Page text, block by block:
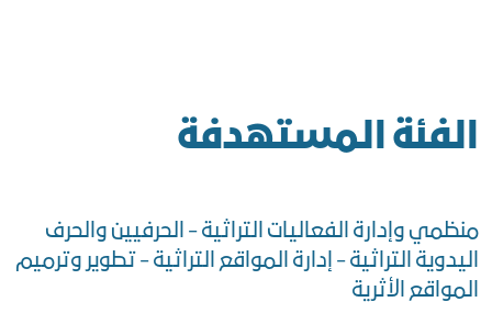
الفئة المستهدفة
منظمي وإدارة الفعاليات التراثية - الحرفيين والحرف
اليدوية التراثية - إدارة المواقع التراثية - تطوير وترميم
المواقع الأثرية